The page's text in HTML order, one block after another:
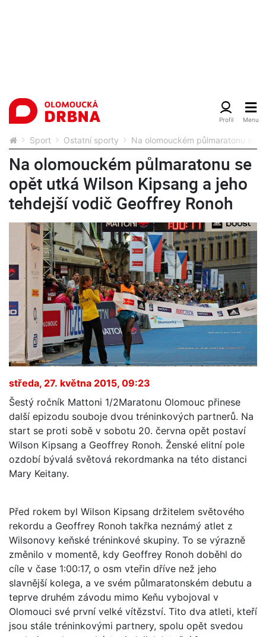
Sport Ostatní sporty Na olomouckém půlmaratonu se
Na olomouckém půlmaratonu se
opět utká Wilson Kipsang a jeho
tehdejší vodič Geoffrey Ronoh
středa, 27. května 2015, 09:23
Šestý ročník Mattoni 1/2Maratonu Olomouc přinese
další epizodu souboje dvou tréninkových partnerů. Na
start se proti sobě v sobotu 20. června opět postaví
Wilson Kipsang a Geoffrey Ronoh. Ženské elitní pole
ozdobí bývalá světová rekordmanka na této distanci
Mary Keitany.
Před rokem byl Wilson Kipsang držitelem světového
rekordu a Geoffrey Ronoh takřka neznámý atlet z
Wilsonovy keňské tréninkové skupiny. To se výrazně
změnilo v momentě, kdy Geoffrey Ronoh doběhl do
cíle v čase 1:00:17, o osm vteřin dříve než jeho
slavnější kolega, a ve svém půlmaratonském debutu a
teprve druhém závodu mimo Keňu vybojoval v
Olomouci své první velké vítězství. Tito dva atleti, kteří
jsou stále tréninkovými partnery, spolu opět svedou